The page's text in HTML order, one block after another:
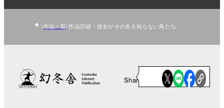
作品一覧 作品詳細：彼女がその名を知らない鳥たち
Share